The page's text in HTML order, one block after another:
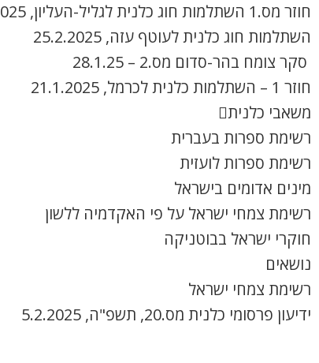
חוזר מס.1 השתלמות חוג כלנית לגליל-העליון, 3.4.2025
השתלמות חוג כלנית לעוטף עזה, 25.2.2025
סקר צומח בהר-סדום מס.2 – 28.1.25
חוזר 1 – השתלמות כלנית לכרמל, 21.1.2025
משאבי כלנית
רשימת ספרות בעברית
רשימת ספרות לועזית
מינים אדומים בישראל
רשימת צמחי ישראל על פי האקדמיה ללשון
חוקרי ישראל בבוטניקה
נושאים
רשימת צמחי ישראל
ידיעון פרסומי כלנית מס.20, תשפ"ה, 5.2.2025